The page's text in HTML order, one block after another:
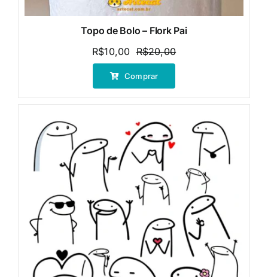
Topo de Bolo – Flork Pai
R$20,00O
preço
R$10,00
O
preço
Comprar